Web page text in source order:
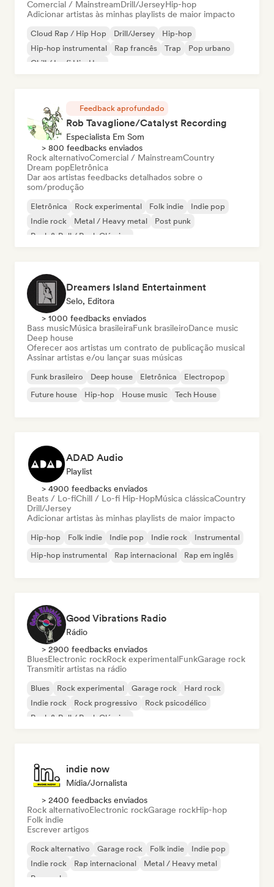
Comercial / MainstreamDrill/JerseyHip-hop
Adicionar artistas às minhas playlists de maior impacto
Cloud Rap / Hip Hop Drill/Jersey
Hip-hop
Hip-hop instrumental
Rap francês Trap
Pop urbano
Chill / Lo-fi Hip-Hop
Feedback aprofundado
Rob Tavaglione/Catalyst Recording
Especialista Em Som
> 800 feedbacks enviados
Rock alternativoComercial / MainstreamCountry
Dream popEletrônica
Dar aos artistas feedbacks detalhados sobre o
som/produção
Eletrônica Rock experimental Folk indie
Indie pop
Indie rock
Metal / Heavy metal
Post punk
Rock & Roll / Rock Clássico
Dreamers Island Entertainment
Selo, Editora
> 1000 feedbacks enviados
Bass musicMúsica brasileiraFunk brasileiroDance music
Deep house
Oferecer aos artistas um contrato de publicação musical
Assinar artistas e/ou lançar suas músicas
Funk brasileiro Deep house Eletrônica
Electropop
Future house
Hip-hop House music Tech House
ADAD Audio
Playlist
> 4900 feedbacks enviados
Beats / Lo-fiChill / Lo-fi Hip-HopMúsica clássicaCountry
Drill/Jersey
Adicionar artistas às minhas playlists de maior impacto
Hip-hop Folk indie Indie pop Indie rock
Instrumental
Hip-hop instrumental
Rap internacional Rap em inglês
Good Vibrations Radio
Rádio
> 2900 feedbacks enviados
BluesElectronic rockRock experimentalFunkGarage rock
Transmitir artistas na rádio
Blues Rock experimental Garage rock
Hard rock
Indie rock
Rock progressivo
Rock psicodélico
Rock & Roll / Rock Clássico
indie now
Mídia/Jornalista
> 2400 feedbacks enviados
Rock alternativoElectronic rockGarage rockHip-hop
Folk indie
Escrever artigos
Rock alternativo Garage rock Folk indie
Indie pop
Indie rock
Rap internacional
Metal / Heavy metal
Pop rock